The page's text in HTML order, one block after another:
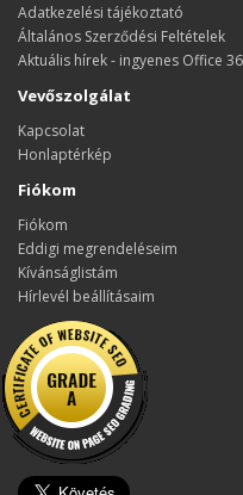
Adatkezelési tájékoztató
Általános Szerződési Feltételek
Aktuális hírek - ingyenes Office
Vevőszolgálat
Kapcsolat
Honlaptérkép
Fiókom
Fiókom
Eddigi megrendeléseim
Kívánságlistám
Hírlevél beállításaim